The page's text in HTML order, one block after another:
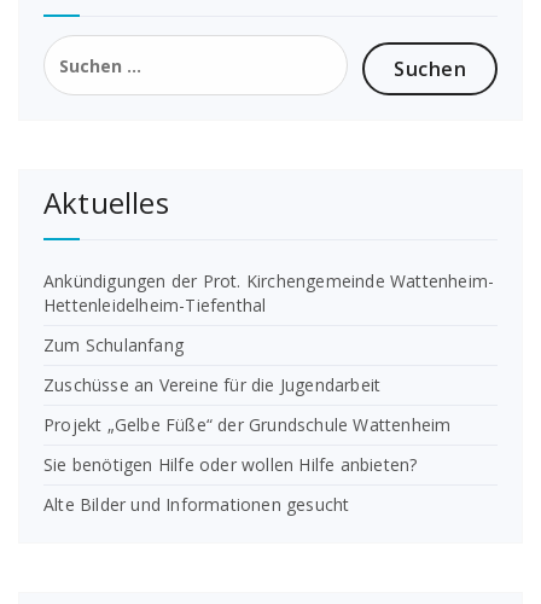
Suchen
nach:
Aktuelles
Ankündigungen der Prot. Kirchengemeinde Wattenheim-
Hettenleidelheim-Tiefenthal
Zum Schulanfang
Zuschüsse an Vereine für die Jugendarbeit
Projekt „Gelbe Füße“ der Grundschule Wattenheim
Sie benötigen Hilfe oder wollen Hilfe anbieten?
Alte Bilder und Informationen gesucht